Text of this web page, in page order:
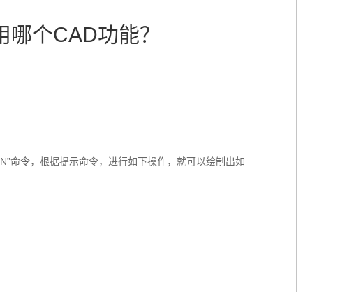
个CAD功能？
命令，根据提示命令，进行如下操作，就可以绘制出如